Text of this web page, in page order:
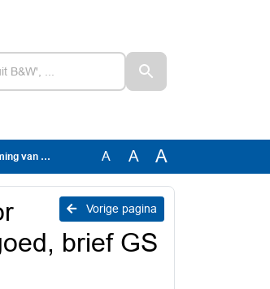
DOC-00919757) A A A
Vorige pagina
brief GS